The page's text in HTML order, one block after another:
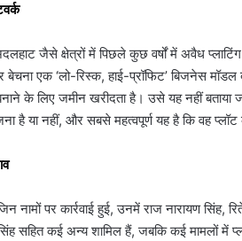
जैसे क्षेत्रों में पिछले कुछ वर्षों में अवैध
बेचना एक ‘लो-रिस्क, हाई-प्रॉफिट’ बिजनेस
के लिए जमीन खरीदता है। उसे यह नहीं बताया
है या नहीं, और सबसे महत्वपूर्ण यह है कि वह
नामों पर कार्रवाई हुई, उनमें राज नारायण सिंह,
सहित कई अन्य शामिल हैं, जबकि कई मामलों में